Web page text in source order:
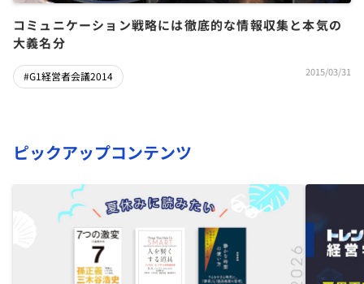
コミュニケーション戦略には徹底的な情報収集と本気の
大義名分
#G1経営者会議2014 2015/03/31
ピックアップコンテンツ